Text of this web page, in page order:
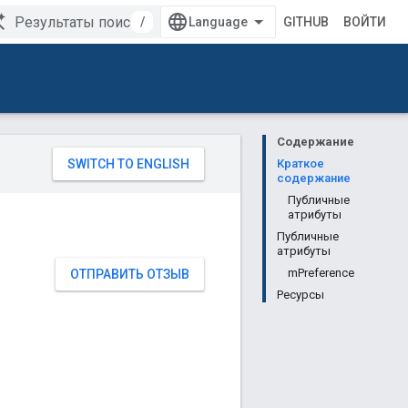
/ GITHUB ВОЙТИ
Содержание
Краткое
содержание
Публичные
атрибуты
Публичные
атрибуты
mPreference
Ресурсы
ОТПРАВИТЬ ОТЗЫВ